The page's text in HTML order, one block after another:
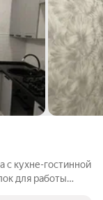
с кухне-гостинной
для работы